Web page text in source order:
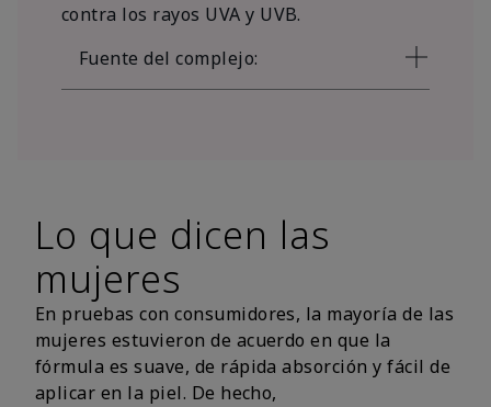
contra los rayos UVA y UVB.
Fuente del complejo:
Lo que dicen las
mujeres
En pruebas con consumidores, la mayoría de las
mujeres estuvieron de acuerdo en que la
fórmula es suave, de rápida absorción y fácil de
aplicar en la piel. De hecho,